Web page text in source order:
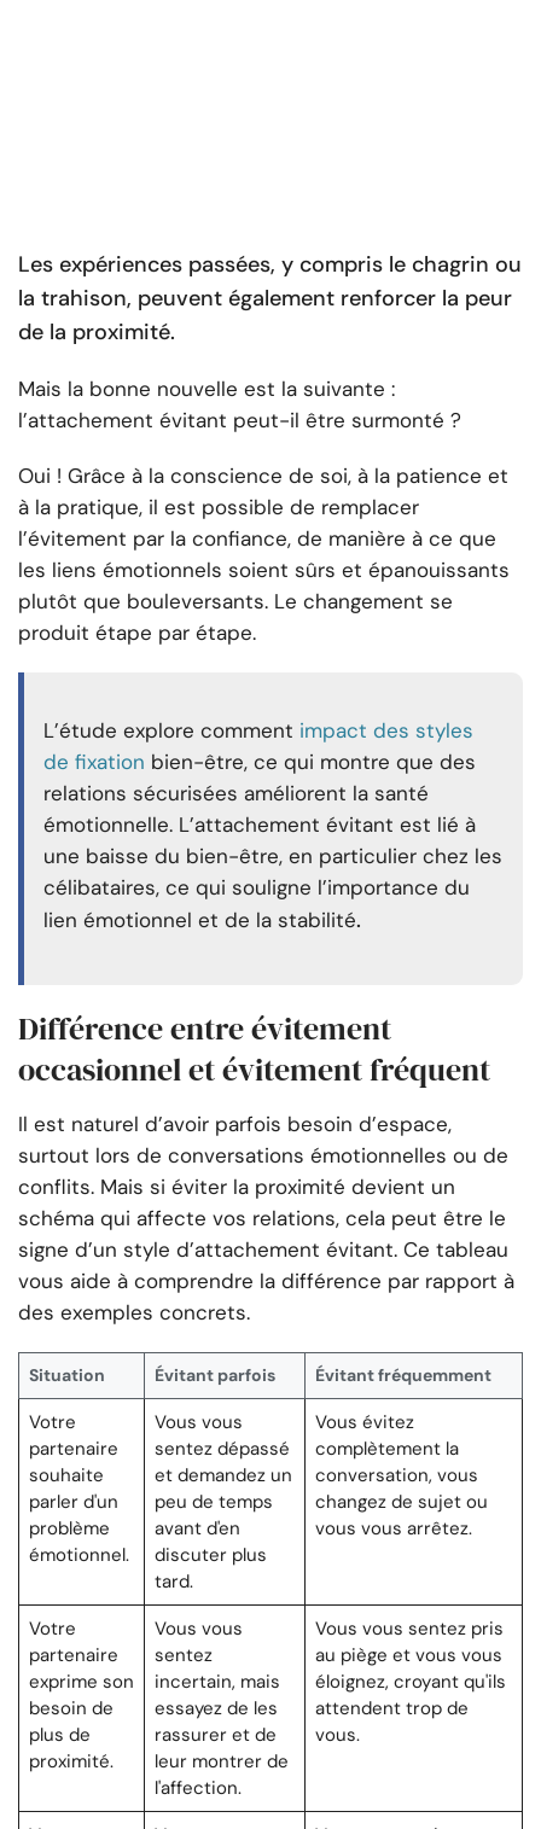
Les expériences passées, y compris le chagrin ou
la trahison, peuvent également renforcer la peur
de la proximité.
Mais la bonne nouvelle est la suivante :
l’attachement évitant peut-il être surmonté ?
Oui ! Grâce à la conscience de soi, à la patience et
à la pratique, il est possible de remplacer
l’évitement par la confiance, de manière à ce que
les liens émotionnels soient sûrs et épanouissants
plutôt que bouleversants. Le changement se
produit étape par étape.
L’étude explore comment impact des styles
de fixation bien-être, ce qui montre que des
relations sécurisées améliorent la santé
émotionnelle. L’attachement évitant est lié à
une baisse du bien-être, en particulier chez les
célibataires, ce qui souligne l’importance du
lien émotionnel et de la stabilité.
Différence entre évitement
occasionnel et évitement fréquent
Il est naturel d’avoir parfois besoin d’espace,
surtout lors de conversations émotionnelles ou de
conflits. Mais si éviter la proximité devient un
schéma qui affecte vos relations, cela peut être le
signe d’un style d’attachement évitant. Ce tableau
vous aide à comprendre la différence par rapport à
des exemples concrets.
Situation Évitant parfois Évitant fréquemment
Votre
partenaire
souhaite
parler d'un
problème
émotionnel.
Vous vous
sentez dépassé
et demandez un
peu de temps
avant d'en
discuter plus
tard.
Vous évitez
complètement la
conversation, vous
changez de sujet ou
vous vous arrêtez.
Votre
partenaire
exprime son
besoin de
plus de
proximité.
Vous vous
sentez
incertain, mais
essayez de les
rassurer et de
leur montrer de
l'affection.
Vous vous sentez pris
au piège et vous vous
éloignez, croyant qu'ils
attendent trop de
vous.